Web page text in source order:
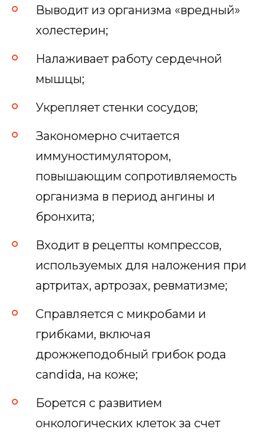
Выводит из организма «вредный»
холестерин;
Налаживает работу сердечной
мышцы;
Укрепляет стенки сосудов;
Закономерно считается
иммуностимулятором,
повышающим сопротивляемость
организма в период ангины и
бронхита;
Входит в рецепты компрессов,
используемых для наложения при
артритах, артрозах, ревматизме;
Справляется с микробами и
грибками, включая
дрожжеподобный грибок рода
candida, на коже;
Борется с развитием
онкологических клеток за счет